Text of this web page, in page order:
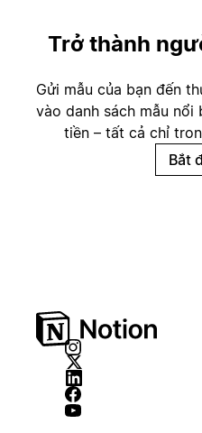
Trở thành
Gửi mẫu của bạn đến
vào danh sách mẫu
tiền – tất cả chỉ
Bắt